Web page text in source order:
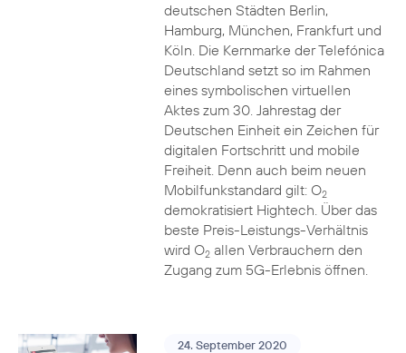
deutschen Städten Berlin,
Hamburg, München, Frankfurt und
Köln. Die Kernmarke der Telefónica
Deutschland setzt so im Rahmen
eines symbolischen virtuellen
Aktes zum 30. Jahrestag der
Deutschen Einheit ein Zeichen für
digitalen Fortschritt und mobile
Freiheit. Denn auch beim neuen
Mobilfunkstandard gilt: O2
demokratisiert Hightech. Über das
beste Preis-Leistungs-Verhältnis
wird O2allen Verbrauchern den
Zugang zum 5G-Erlebnis öffnen.
24. September 2020